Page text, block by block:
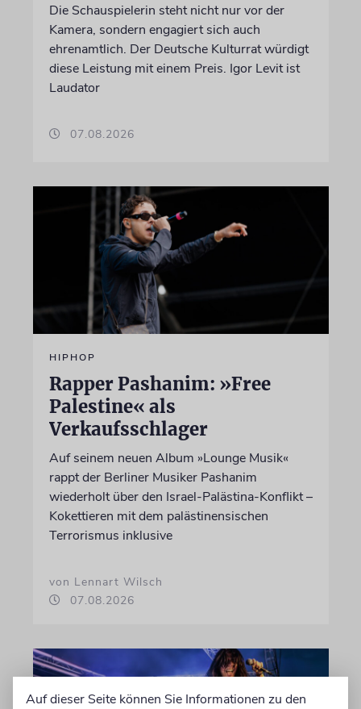
Die Schauspielerin steht nicht nur vor der
Kamera, sondern engagiert sich auch
ehrenamtlich. Der Deutsche Kulturrat würdigt
diese Leistung mit einem Preis. Igor Levit ist
Laudator
07.08.2026
HIPHOP
Rapper Pashanim: »Free
Palestine« als
Verkaufsschlager
Auf seinem neuen Album »Lounge Musik«
rappt der Berliner Musiker Pashanim
wiederholt über den Israel-Palästina-Konflikt –
Kokettieren mit dem palästinensischen
Terrorismus inklusive
von Lennart Wilsch
07.08.2026
Auf dieser Seite können Sie Informationen zu den